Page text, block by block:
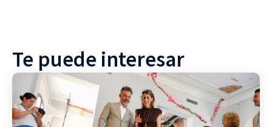
Te puede interesar